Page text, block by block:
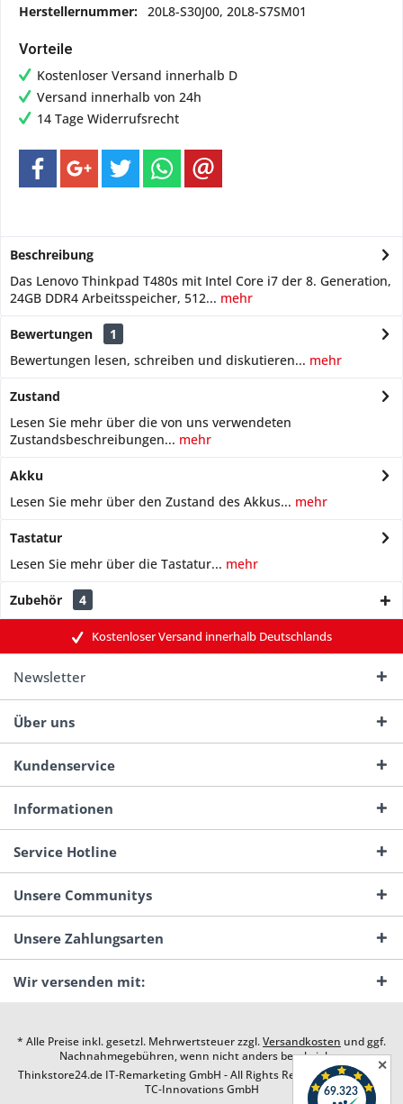
Herstellernummer: 20L8-S30J00, 20L8-S7SM01
Vorteile
Kostenloser Versand innerhalb D
Versand innerhalb von 24h
14 Tage Widerrufsrecht
Beschreibung
Das Lenovo Thinkpad T480s mit Intel Core i7 der 8. Generation,
24GB DDR4 Arbeitsspeicher, 512... mehr
Bewertungen
1
Bewertungen lesen, schreiben und diskutieren... mehr
Zustand
Lesen Sie mehr über die von uns verwendeten
Zustandsbeschreibungen... mehr
Akku
Lesen Sie mehr über den Zustand des Akkus... mehr
Tastatur
Lesen Sie mehr über die Tastatur... mehr
Zubehör 4
Kostenloser Versand innerhalb Deutschlands
Newsletter
Über uns
Kundenservice
Informationen
Service Hotline
Unsere Communitys
Unsere Zahlungsarten
Wir versenden mit:
* Alle Preise inkl. gesetzl. Mehrwertsteuer zzgl.Versandkosten und ggf.
Nachnahmegebühren, wenn nicht anders beschrieben
Thinkstore24.de IT-Remarketing GmbH - All Rights Reserved. Design by
TC-Innovations GmbH
✕